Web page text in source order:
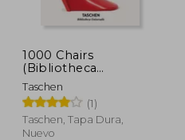
45%
dcto.
1000 Chairs
(Bibliotheca
Universalis) (en
Inglés)
Taschen
(1)
Taschen, Tapa Dura,
Nuevo